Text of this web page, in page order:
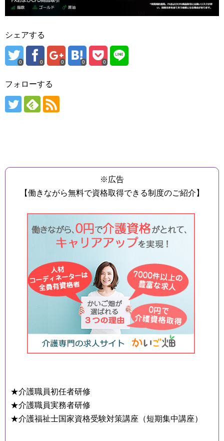
シェアする
0 0 0 0 0
フォローする
※広告
【働きながら無料で資格取得できる制度のご紹介】
★介護職員初任者研修
★介護職員実務者研修
★介護福祉士国家資格受験対策講座（短期集中講座）